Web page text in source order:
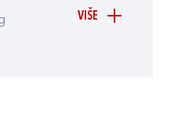
VIŠE